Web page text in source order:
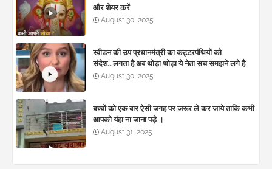
और शेयर करें
August 30, 2025
स्वीडन की उप प्रधानमंत्री का कट्टरपंथियों को
संदेश...लगता है अब थोड़ा थोड़ा ये नेता सच समझने लगे है
August 30, 2025
बच्चों को एक बार ऐसी जगह पर जरूर ले कर जाये ताकि कभी
आपको यंहा ना जाना पड़े ।
August 31, 2025